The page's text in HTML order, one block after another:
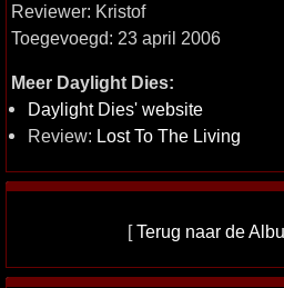
Reviewer: Kristof
Toegevoegd: 23 april 2006
Meer Daylight Dies:
Daylight Dies' website
Review: Lost To The Living
[Terug naar de